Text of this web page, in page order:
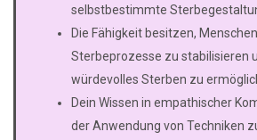
selbstbestimmte
Die Fähigkeit besitzen,
Sterbeprozesse zu stabilisieren
würdevolles Sterben zu
Dein Wissen in empathischer
der Anwendung von Techniken